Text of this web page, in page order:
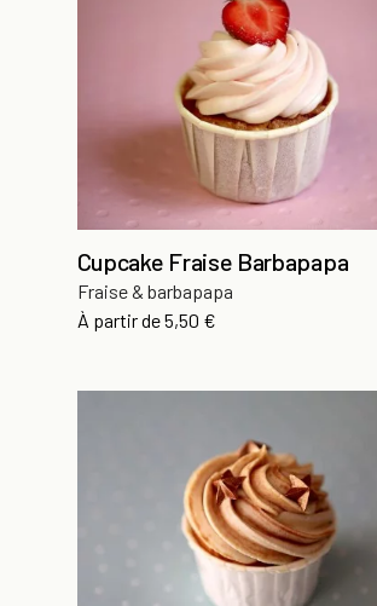
Cupcake Fraise Barbapapa
Fraise & barbapapa
À partir dePrix
5,50 €